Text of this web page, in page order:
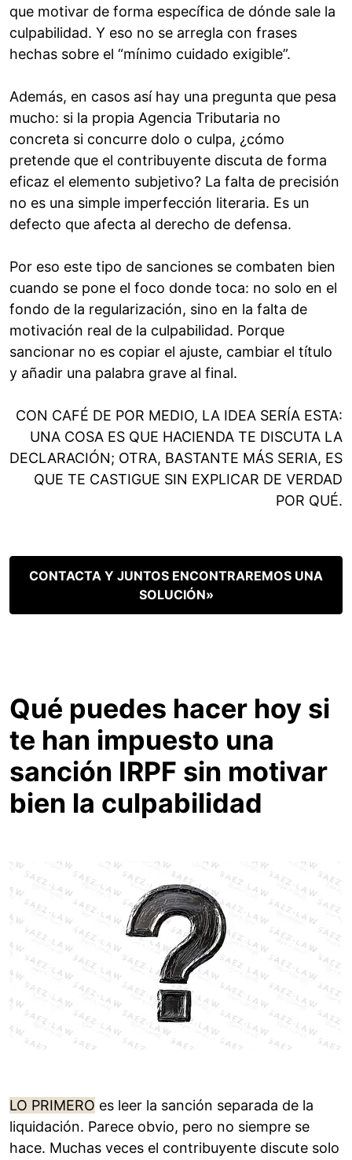
que motivar de forma específica de dónde sale la
culpabilidad. Y eso no se arregla con frases
hechas sobre el “mínimo cuidado exigible”.
Además, en casos así hay una pregunta que pesa
mucho: si la propia Agencia Tributaria no
concreta si concurre dolo o culpa, ¿cómo
pretende que el contribuyente discuta de forma
eficaz el elemento subjetivo? La falta de precisión
no es una simple imperfección literaria. Es un
defecto que afecta al derecho de defensa.
Por eso este tipo de sanciones se combaten bien
cuando se pone el foco donde toca: no solo en el
fondo de la regularización, sino en la falta de
motivación real de la culpabilidad. Porque
sancionar no es copiar el ajuste, cambiar el título
y añadir una palabra grave al final.
CON CAFÉ DE POR MEDIO, LA IDEA SERÍA ESTA:
UNA COSA ES QUE HACIENDA TE DISCUTA LA
DECLARACIÓN; OTRA, BASTANTE MÁS SERIA, ES
QUE TE CASTIGUE SIN EXPLICAR DE VERDAD
POR QUÉ.
CONTACTA Y JUNTOS ENCONTRAREMOS UNA
SOLUCIÓN»
Qué puedes hacer hoy si
te han impuesto una
sanción IRPF sin motivar
bien la culpabilidad
LO PRIMERO es leer la sanción separada de la
liquidación. Parece obvio, pero no siempre se
hace. Muchas veces el contribuyente discute solo